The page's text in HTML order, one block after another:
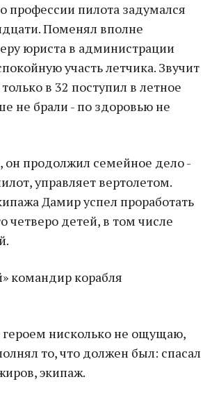
профессии пилота задумался
Поменял вполне
юриста в администрации
участь летчика. Звучит
в 32 поступил в летное
не брали - по здоровью не
он продолжил семейное дело -
управляет вертолетом.
Дамир успел проработать
четверо детей, в том числе
командир корабля
героем нисколько не ощущаю,
то, что должен был: спасал
экипаж.